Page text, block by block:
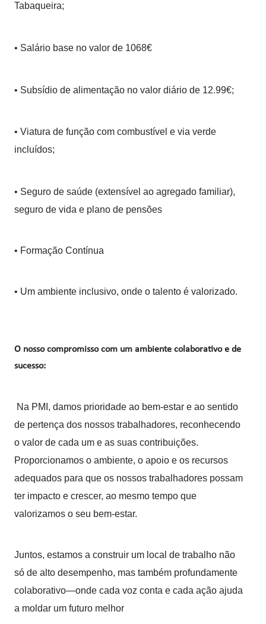
Tabaqueira;
• Salário base no valor de 1068€
• Subsídio de alimentação no valor diário de 12.99€;
• Viatura de função com combustível e via verde
incluídos;
• Seguro de saúde (extensível ao agregado familiar),
seguro de vida e plano de pensões
• Formação Contínua
• Um ambiente inclusivo, onde o talento é valorizado.
O nosso compromisso com um ambiente colaborativo e de
sucesso:
Na PMI, damos prioridade ao bem-estar e ao sentido
de pertença dos nossos trabalhadores, reconhecendo
o valor de cada um e as suas contribuições.
Proporcionamos o ambiente, o apoio e os recursos
adequados para que os nossos trabalhadores possam
ter impacto e crescer, ao mesmo tempo que
valorizamos o seu bem-estar.
Juntos, estamos a construir um local de trabalho não
só de alto desempenho, mas também profundamente
colaborativo—onde cada voz conta e cada ação ajuda
a moldar um futuro melhor